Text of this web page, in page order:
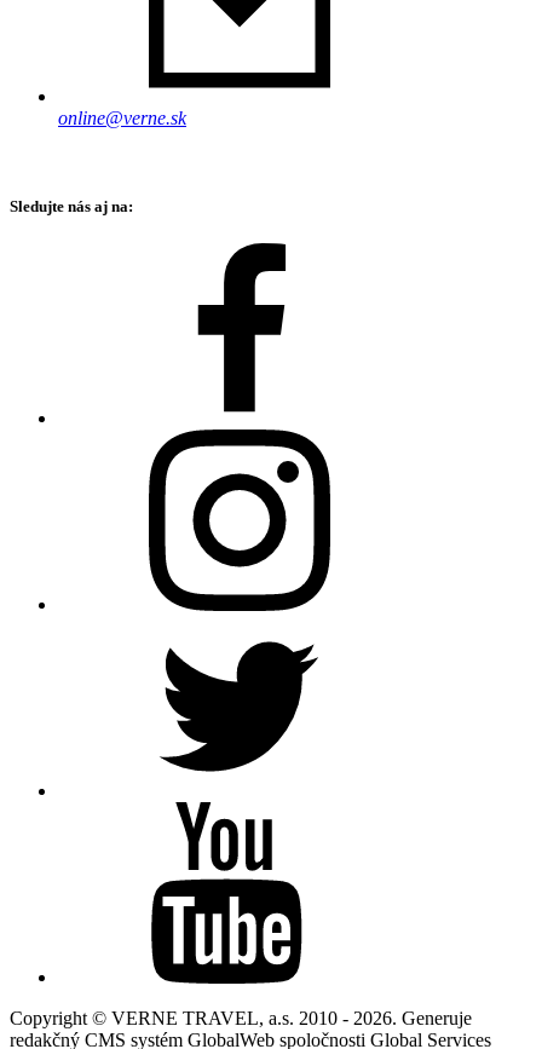
online@verne.sk
Sledujte nás aj na:
Copyright © VERNE TRAVEL, a.s. 2010 - 2026. Generuje
redakčný CMS systém GlobalWeb spoločnosti Global Services